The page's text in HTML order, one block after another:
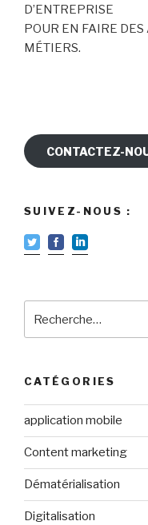
D’ENTREPRISE
POUR EN FAIRE
MÉTIERS.
CONTACTEZ-
SUIVEZ-NOUS :
CATÉGORIES
application mobile
Content marketing
Dématérialisation
Digitalisation